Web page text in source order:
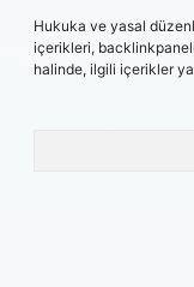
Hukuka ve yasal
içerikleri,
halinde, ilgili içerikler